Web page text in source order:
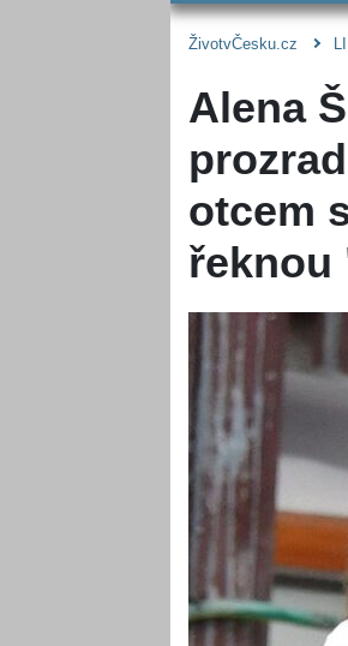
ŽivotvČesku.cz
Alena
otcem
řeknou